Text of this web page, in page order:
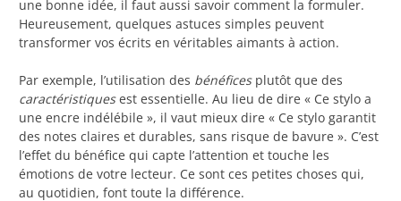
une bonne idée, il faut aussi savoir comment la formuler.
Heureusement, quelques astuces simples peuvent
transformer vos écrits en véritables aimants à action.
Par exemple, l’utilisation des bénéficesplutôt que des
caractéristiquesest essentielle. Au lieu de dire « Ce stylo a
une encre indélébile », il vaut mieux dire « Ce stylo garantit
des notes claires et durables, sans risque de bavure ». C’est
l’effet du bénéfice qui capte l’attention et touche les
émotions de votre lecteur. Ce sont ces petites choses qui,
au quotidien, font toute la différence.